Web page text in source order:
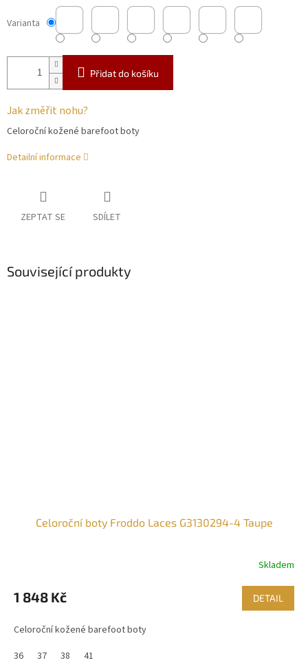
Varianta
Přidat do košíku
Jak změřit nohu?
Celoroční kožené barefoot boty
Detailní informace
ZEPTAT SE SDÍLET
Související produkty
Celoroční boty Froddo Laces G3130294-4 Taupe
Skladem
1 848 Kč DETAIL
Celoroční kožené barefoot boty
36
37 38 41